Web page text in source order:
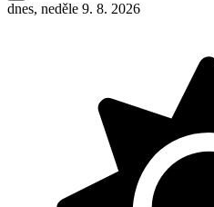
dnes, neděle 9. 8. 2026